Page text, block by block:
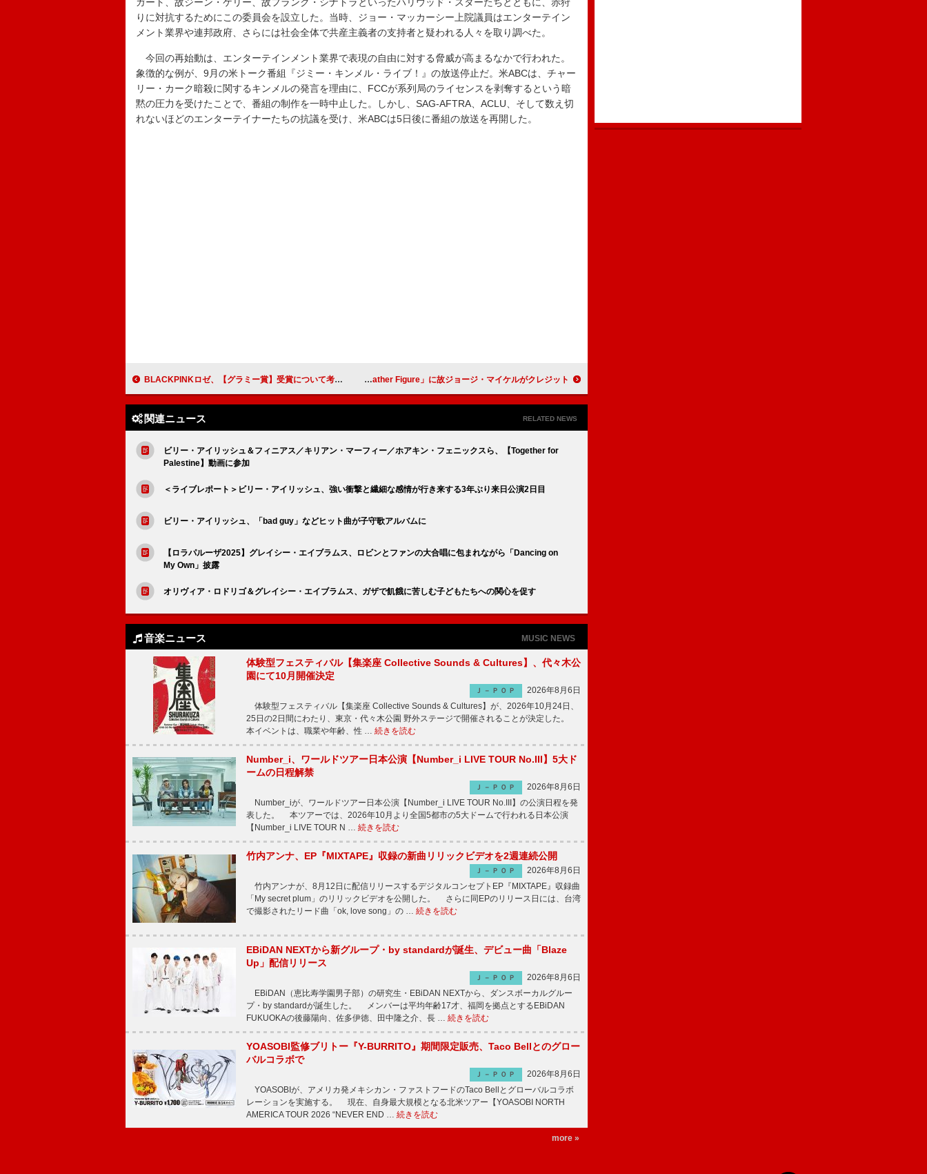
りに対抗するためにこの委員会を設立した。当時、ジョー・マッカーシー上院議員はエンターテイン
メント業界や連邦政府、さらには社会全体で共産主義者の支持者と疑われる人々を取り調べた。
今回の再始動は、エンターテインメント業界で表現の自由に対する脅威が高まるなかで行われた。
象徴的な例が、9月の米トーク番組『ジミー・キンメル・ライブ！』の放送停止だ。米ABCは、チャー
リー・カーク暗殺に関するキンメルの発言を理由に、FCCが系列局のライセンスを剥奪するという暗
黙の圧力を受けたことで、番組の制作を一時中止した。しかし、SAG-AFTRA、ACLU、そして数え切
れないほどのエンターテイナーたちの抗議を受け、米ABCは5日後に番組の放送を再開した。
BLACKPINKロゼ、【グラミー賞】受賞について考えると“鳥肌”が立つと明かす「私にとって夢」 テイラー・スウィフト、ニューAL収録曲「Father Figure」に故ジョージ・マイケルがクレジット
関連ニュース RELATED NEWS
ビリー・アイリッシュ＆フィニアス／キリアン・マーフィー／ホアキン・フェニックスら、【Together for
Palestine】動画に参加
＜ライブレポート＞ビリー・アイリッシュ、強い衝撃と繊細な感情が行き来する3年ぶり来日公演2日目
ビリー・アイリッシュ、「bad guy」などヒット曲が子守歌アルバムに
【ロラパルーザ2025】グレイシー・エイブラムス、ロビンとファンの大合唱に包まれながら「Dancing on
My Own」披露
オリヴィア・ロドリゴ＆グレイシー・エイブラムス、ガザで飢餓に苦しむ子どもたちへの関心を促す
音楽ニュース MUSIC NEWS
体験型フェスティバル【集楽座 Collective Sounds & Cultures】、代々木公
園にて10月開催決定
Ｊ－ＰＯＰ
2026年8月6日
体験型フェスティバル【集楽座 Collective Sounds & Cultures】が、2026年10月24日、
25日の2日間にわたり、東京・代々木公園 野外ステージで開催されることが決定した。
本イベントは、職業や年齢、性 … 続きを読む
Number_i、ワールドツアー日本公演【Number_i LIVE TOUR No.III】5大ド
ームの日程解禁
Ｊ－ＰＯＰ
2026年8月6日
Number_iが、ワールドツアー日本公演【Number_i LIVE TOUR No.III】の公演日程を発
表した。 本ツアーでは、2026年10月より全国5都市の5大ドームで行われる日本公演
【Number_i LIVE TOUR N … 続きを読む
竹内アンナ、EP『MIXTAPE』収録の新曲リリックビデオを2週連続公開
Ｊ－ＰＯＰ
2026年8月6日
竹内アンナが、8月12日に配信リリースするデジタルコンセプトEP『MIXTAPE』収録曲
「My secret plum」のリリックビデオを公開した。 さらに同EPのリリース日には、台湾
で撮影されたリード曲「ok, love song」の … 続きを読む
EBiDAN NEXTから新グループ・by standardが誕生、デビュー曲「Blaze
Up」配信リリース
Ｊ－ＰＯＰ
2026年8月6日
EBiDAN（恵比寿学園男子部）の研究生・EBiDAN NEXTから、ダンスボーカルグルー
プ・by standardが誕生した。 メンバーは平均年齢17才、福岡を拠点とするEBiDAN
FUKUOKAの後藤陽向、佐多伊徳、田中隆之介、長 … 続きを読む
YOASOBI監修ブリトー『Y-BURRITO』期間限定販売、Taco Bellとのグロー
バルコラボで
Ｊ－ＰＯＰ
2026年8月6日
YOASOBIが、アメリカ発メキシカン・ファストフードのTaco Bellとグローバルコラボ
レーションを実施する。 現在、自身最大規模となる北米ツアー【YOASOBI NORTH
AMERICA TOUR 2026 “NEVER END … 続きを読む
more »